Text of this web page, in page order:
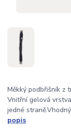
Měkký podbřišník z
Vnitřní gelová
jedné
popis